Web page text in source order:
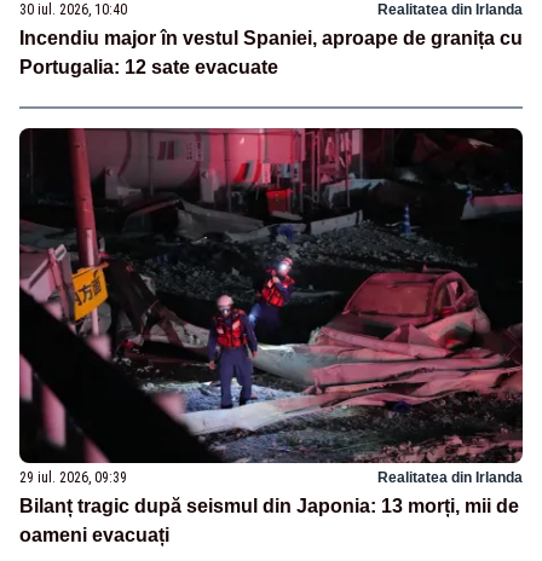
30 iul. 2026, 10:40 Realitatea din Irlanda
Incendiu major în vestul Spaniei, aproape de granița cu
Portugalia: 12 sate evacuate
29 iul. 2026, 09:39 Realitatea din Irlanda
Bilanț tragic după seismul din Japonia: 13 morți, mii de
oameni evacuați